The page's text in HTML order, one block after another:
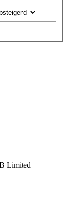
Limited